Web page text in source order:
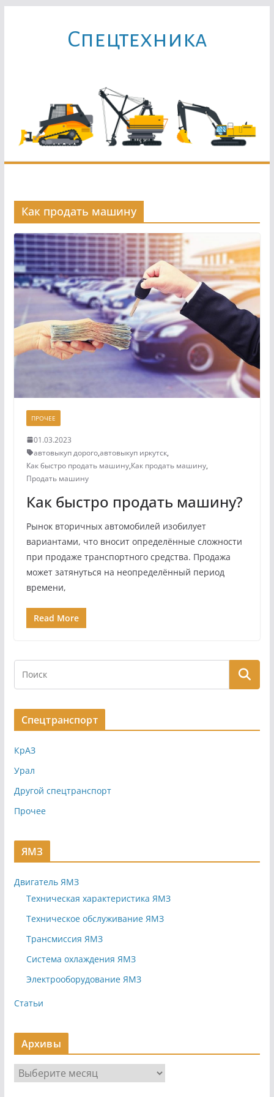
содержимомуCпецтехника
Как продать машину
ПРОЧЕЕ
01.03.2023
автовыкуп дорого,автовыкуп иркутск,
Как быстро продать машину,Как продать машину,
Продать машину
Как быстро продать машину?
Рынок вторичных автомобилей изобилует
вариантами, что вносит определённые сложности
при продаже транспортного средства. Продажа
может затянуться на неопределённый период
времени,
Read More
Спецтранспорт
КрАЗ
Урал
Другой спецтранспорт
Прочее
ЯМЗ
Двигатель ЯМЗ
Техническая характеристика ЯМЗ
Техническое обслуживание ЯМЗ
Трансмиссия ЯМЗ
Система охлаждения ЯМЗ
Электрооборудование ЯМЗ
Статьи
Архивы
р